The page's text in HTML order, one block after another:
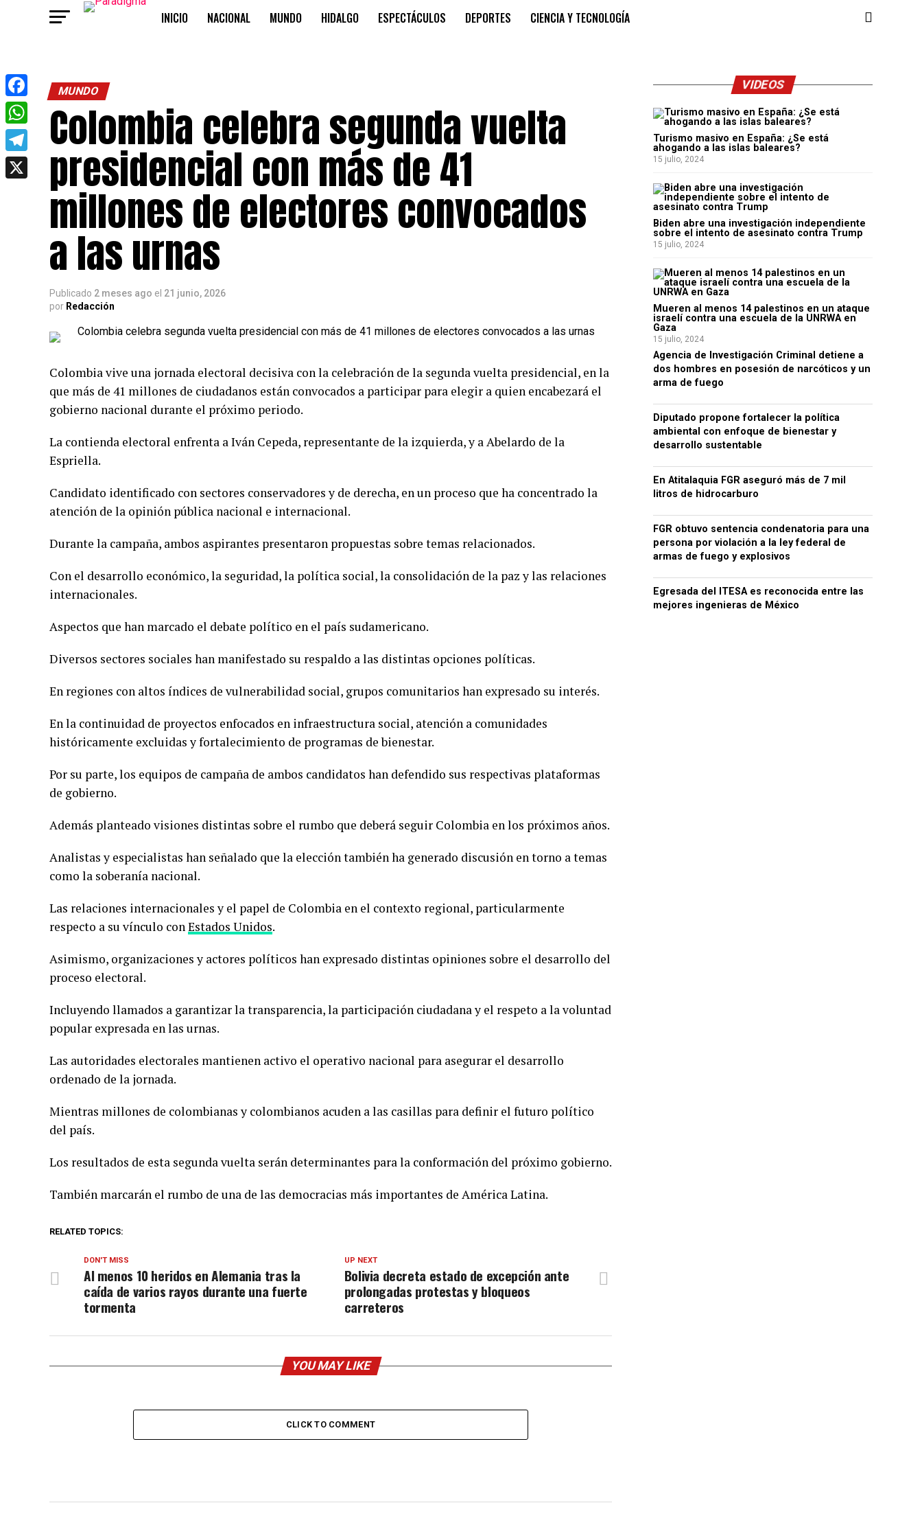
INICIO NACIONAL MUNDO HIDALGO ESPECTÁCULOS DEPORTES CIENCIA Y TECNOLOGÍA
MUNDO
Colombia celebra segunda vuelta
presidencial con más de 41
millones de electores convocados
a las urnas
Publicado 2 meses ago el 21 junio, 2026
por Redacción
Colombia vive una jornada electoral decisiva con la celebración de la segunda vuelta presidencial, en la
que más de 41 millones de ciudadanos están convocados a participar para elegir a quien encabezará el
gobierno nacional durante el próximo periodo.
La contienda electoral enfrenta a Iván Cepeda, representante de la izquierda, y a Abelardo de la
Espriella.
Candidato identificado con sectores conservadores y de derecha, en un proceso que ha concentrado la
atención de la opinión pública nacional e internacional.
Durante la campaña, ambos aspirantes presentaron propuestas sobre temas relacionados.
Con el desarrollo económico, la seguridad, la política social, la consolidación de la paz y las relaciones
internacionales.
Aspectos que han marcado el debate político en el país sudamericano.
Diversos sectores sociales han manifestado su respaldo a las distintas opciones políticas.
En regiones con altos índices de vulnerabilidad social, grupos comunitarios han expresado su interés.
En la continuidad de proyectos enfocados en infraestructura social, atención a comunidades
históricamente excluidas y fortalecimiento de programas de bienestar.
Por su parte, los equipos de campaña de ambos candidatos han defendido sus respectivas plataformas
de gobierno.
Además planteado visiones distintas sobre el rumbo que deberá seguir Colombia en los próximos años.
Analistas y especialistas han señalado que la elección también ha generado discusión en torno a temas
como la soberanía nacional.
Las relaciones internacionales y el papel de Colombia en el contexto regional, particularmente
respecto a su vínculo conEstados Unidos.
Asimismo, organizaciones y actores políticos han expresado distintas opiniones sobre el desarrollo del
proceso electoral.
Incluyendo llamados a garantizar la transparencia, la participación ciudadana y el respeto a la voluntad
popular expresada en las urnas.
Las autoridades electorales mantienen activo el operativo nacional para asegurar el desarrollo
ordenado de la jornada.
Mientras millones de colombianas y colombianos acuden a las casillas para definir el futuro político
del país.
Los resultados de esta segunda vuelta serán determinantes para la conformación del próximo gobierno.
También marcarán el rumbo de una de las democracias más importantes de América Latina.
RELATED TOPICS:
UP NEXT
Bolivia decreta estado de excepción ante
prolongadas protestas y bloqueos
carreteros
DON'T MISS
Al menos 10 heridos en Alemania tras la
caída de varios rayos durante una fuerte
tormenta
YOU MAY LIKE
CLICK TO COMMENT
VIDEOS
Turismo masivo en España: ¿Se está
ahogando a las islas baleares?
15 julio, 2024
Biden abre una investigación independiente
sobre el intento de asesinato contra Trump
15 julio, 2024
Mueren al menos 14 palestinos en un ataque
israelí contra una escuela de la UNRWA en
Gaza
15 julio, 2024
Agencia de Investigación Criminal detiene a
dos hombres en posesión de narcóticos y un
arma de fuego
Diputado propone fortalecer la política
ambiental con enfoque de bienestar y
desarrollo sustentable
En Atitalaquia FGR aseguró más de 7 mil
litros de hidrocarburo
FGR obtuvo sentencia condenatoria para una
persona por violación a la ley federal de
armas de fuego y explosivos
Egresada del ITESA es reconocida entre las
mejores ingenieras de México
Facebook
WhatsApp
Telegram